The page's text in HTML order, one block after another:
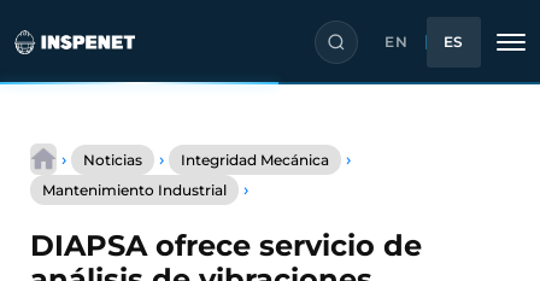
contenido
EN ES
› Noticias › Integridad Mecánica ›
Mantenimiento Industrial ›DIAPSA
de
análisis
DIAPSA ofrece servicio de